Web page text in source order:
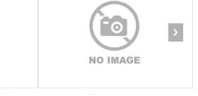
›